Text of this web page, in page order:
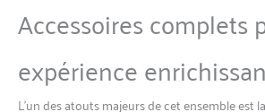
Accessoires complets
expérience
L’un des atouts majeurs de cet ensemble est